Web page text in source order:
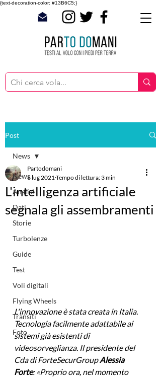
{text-decoration-color: #13B6C5;}
Post
News
Analisi
Dati
Storie
Turbolenze
Guide
Test
Voli digitali
Flying Wheels
Transiti
Foto
News
L'intelligenza artificiale
segnala gli assembramenti
Partodomani
6 lug 2021Tempo di lettura: 3 min
L'innovazione è stata creata in Italia.
Tecnologia facilmente adattabile ai
sistemi già esistenti di
videosorveglianza. Il presidente del
Cda di ForteSecurGroup Alessia
Forte: «Proprio ora, nel momento